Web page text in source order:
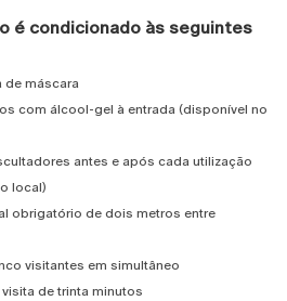
é condicionado às seguintes
de máscara
com álcool-gel à entrada (disponível no
antes e após cada utilização
local)
obrigatório de dois metros entre
visitantes em simultâneo
de trinta minutos